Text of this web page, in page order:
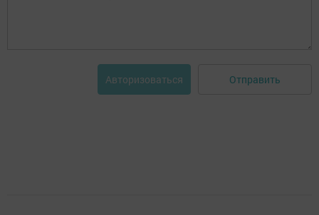
Авторизоваться Отправить